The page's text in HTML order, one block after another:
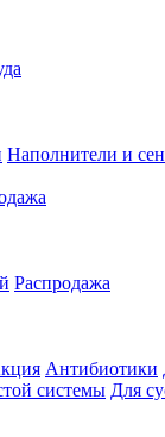
Наполнители и
Распродажа
Антибиотики
системы Для